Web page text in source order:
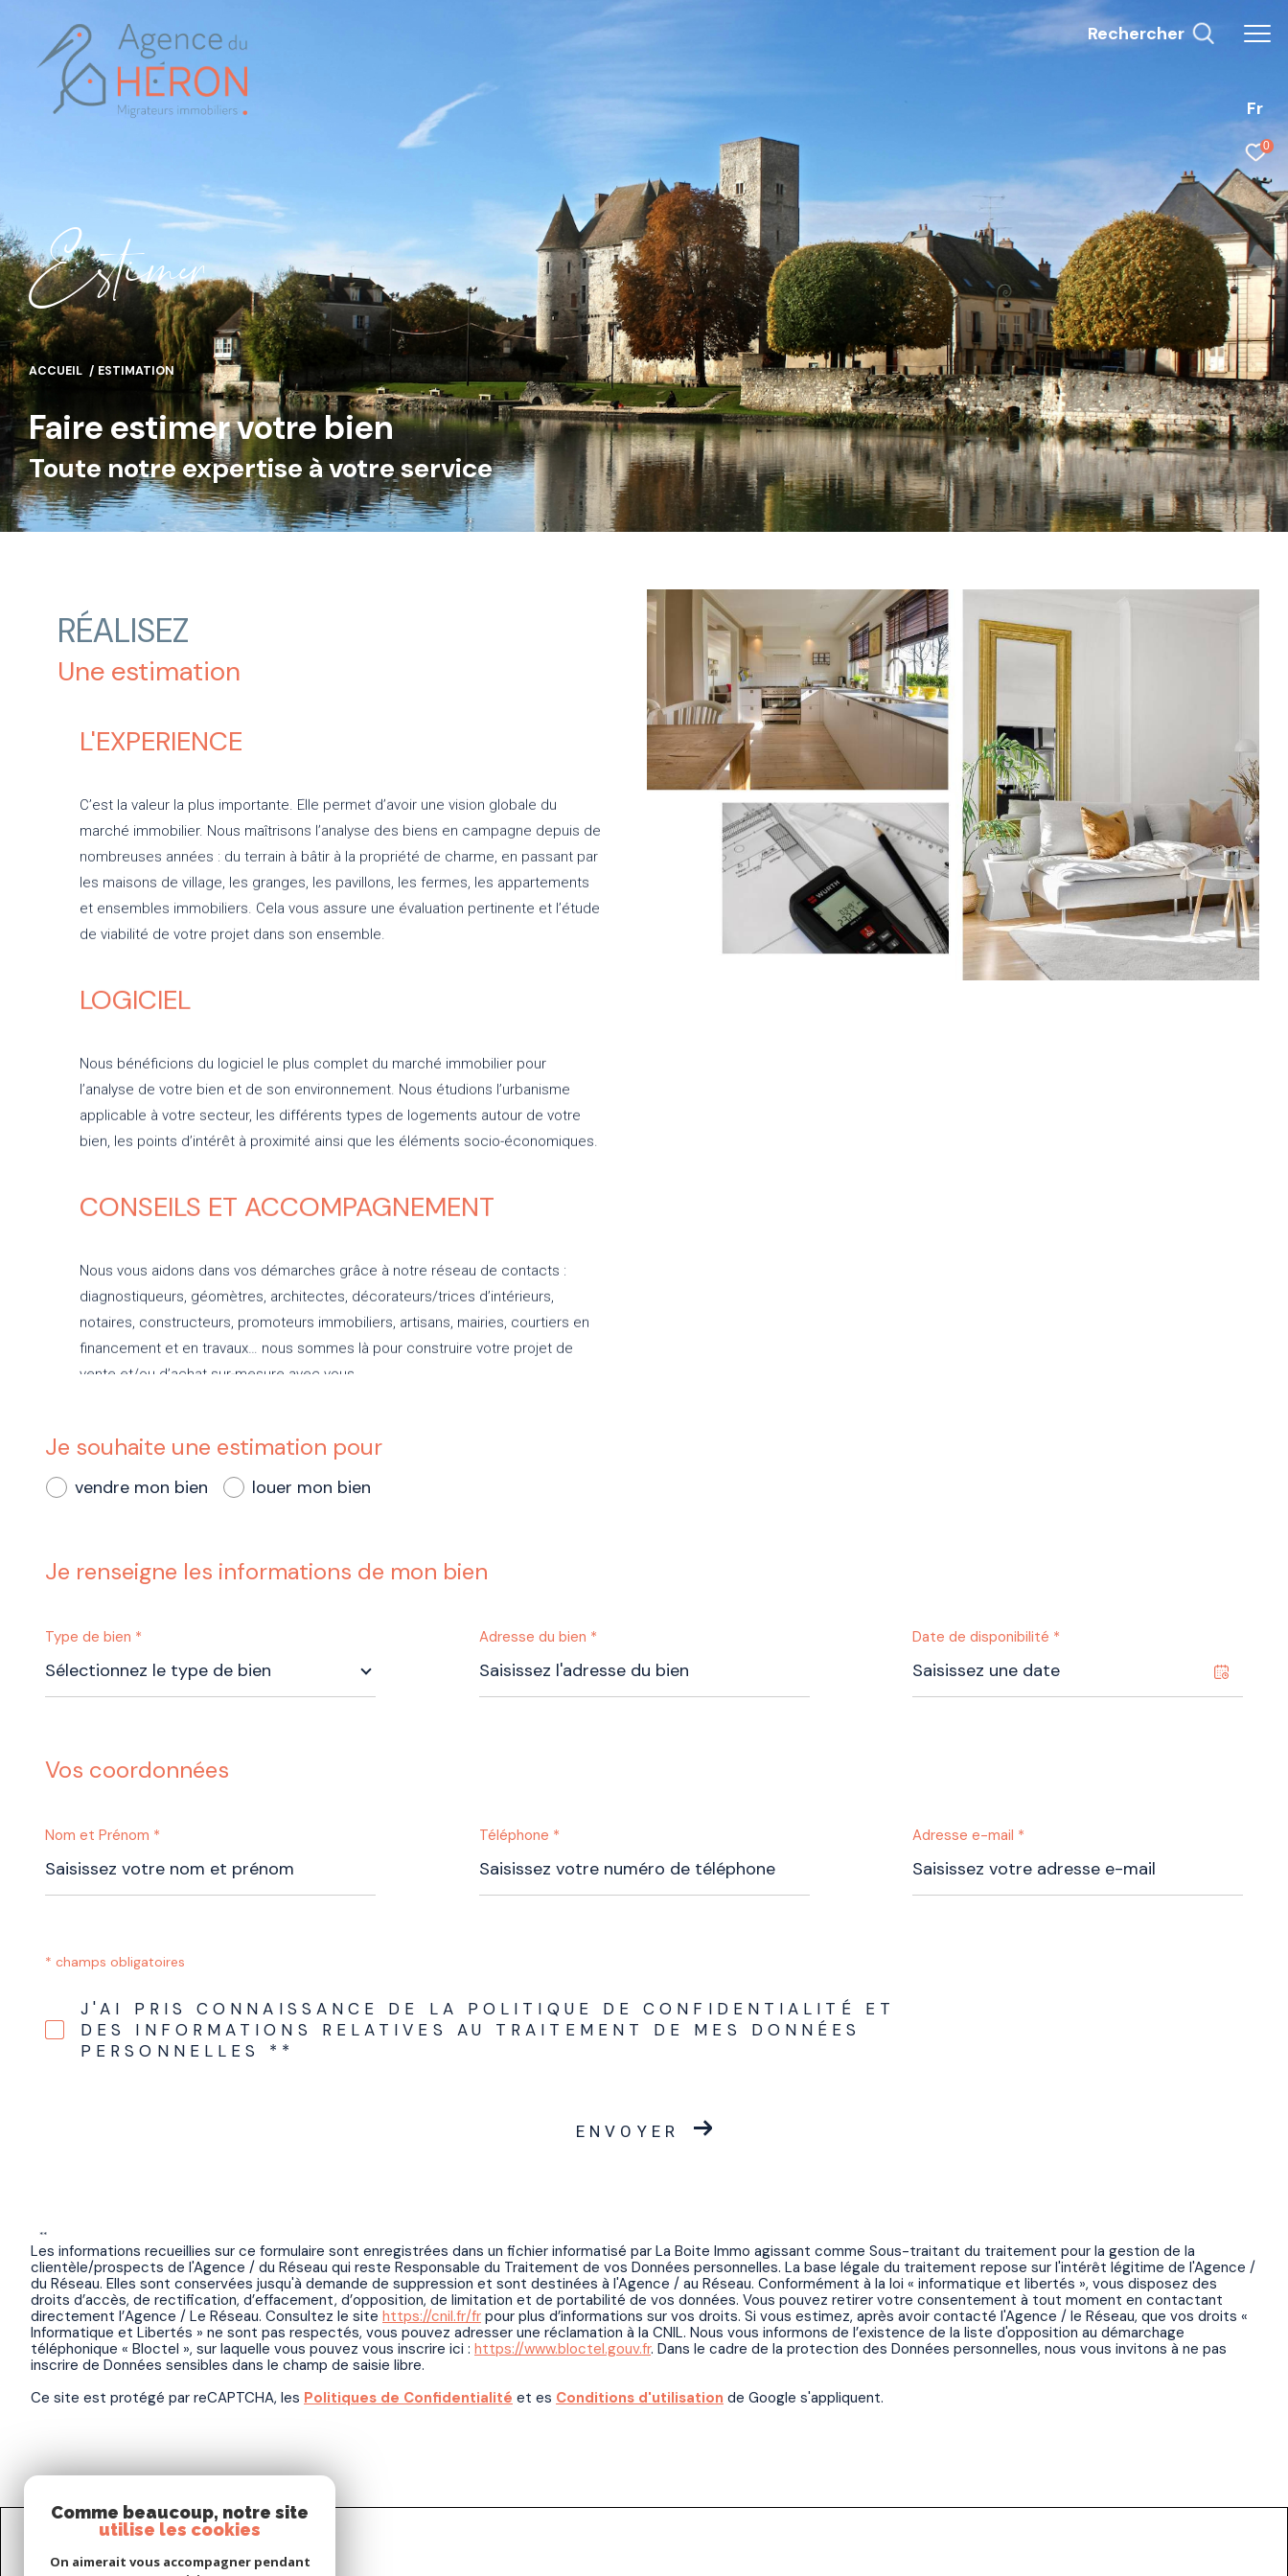
Fr
0
Rechercher
Esime
ACCUEIL ESTIMATION
Faire estimer votre bien
Toute notre expertise à votre service
RÉALISEZ
Une estimation
L'EXPERIENCE
C’est la valeur la plus importante. Elle permet d’avoir une vision globale du
marché immobilier. Nous maîtrisons l’analyse des biens en campagne depuis de
nombreuses années : du terrain à bâtir à la propriété de charme, en passant par
les maisons de village, les granges, les pavillons, les fermes, les appartements
et ensembles immobiliers. Cela vous assure une évaluation pertinente et l’étude
de viabilité de votre projet dans son ensemble.
LOGICIEL
Nous bénéficions du logiciel le plus complet du marché immobilier pour
l’analyse de votre bien et de son environnement. Nous étudions l’urbanisme
applicable à votre secteur, les différents types de logements autour de votre
bien, les points d’intérêt à proximité ainsi que les éléments socio-économiques.
CONSEILS ET ACCOMPAGNEMENT
Nous vous aidons dans vos démarches grâce à notre réseau de contacts :
diagnostiqueurs, géomètres, architectes, décorateurs/trices d’intérieurs,
notaires, constructeurs, promoteurs immobiliers, artisans, mairies, courtiers en
financement et en travaux… nous sommes là pour construire votre projet de
vente et/ou d’achat sur-mesure avec vous.
Je souhaite une estimation pour
vendre mon bien louer mon bien
Je renseigne les informations de mon bien
Type de bien *
Sélectionnez le type de bien
Adresse du bien * Date de disponibilité *
Vos coordonnées
Nom et Prénom * Téléphone * Adresse e-mail *
* champs obligatoires
J'AI PRIS CONNAISSANCE DE LA POLITIQUE DE CONFIDENTIALITÉ ET
DES INFORMATIONS RELATIVES AU TRAITEMENT DE MES DONNÉES
PERSONNELLES **
ENVOYER
**
Les informations recueillies sur ce formulaire sont enregistrées dans un fichier informatisé par La Boite Immo agissant comme Sous-traitant du traitement pour la gestion de la
clientèle/prospects de l'Agence / du Réseau qui reste Responsable du Traitement de vos Données personnelles. La base légale du traitement repose sur l'intérêt légitime de l'Agence /
du Réseau. Elles sont conservées jusqu'à demande de suppression et sont destinées à l'Agence / au Réseau. Conformément à la loi « informatique et libertés », vous disposez des
droits d’accès, de rectification, d’effacement, d’opposition, de limitation et de portabilité de vos données. Vous pouvez retirer votre consentement à tout moment en contactant
directement l’Agence / Le Réseau. Consultez le site https://cnil.fr/fr pour plus d’informations sur vos droits. Si vous estimez, après avoir contacté l'Agence / le Réseau, que vos droits «
Informatique et Libertés » ne sont pas respectés, vous pouvez adresser une réclamation à la CNIL. Nous vous informons de l’existence de la liste d'opposition au démarchage
téléphonique « Bloctel », sur laquelle vous pouvez vous inscrire ici : https://www.bloctel.gouv.fr. Dans le cadre de la protection des Données personnelles, nous vous invitons à ne pas
inscrire de Données sensibles dans le champ de saisie libre.
Ce site est protégé par reCAPTCHA, les Politiques de Confidentialité et es Conditions d'utilisation de Google s'appliquent.
Comme beaucoup, notre site
utilise les cookies
On aimerait vous accompagner pendant